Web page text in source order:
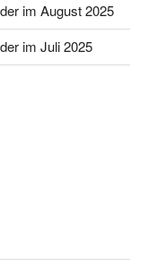
im August 2025
im Juli 2025